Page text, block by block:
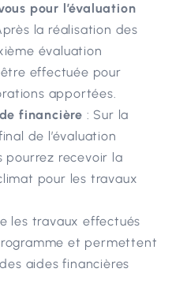
pour l’évaluation
la réalisation des
évaluation
effectuée pour
apportées.
financière : Sur la
de l’évaluation
pourrez recevoir la
pour les travaux
les travaux effectués
et permettent
aides financières